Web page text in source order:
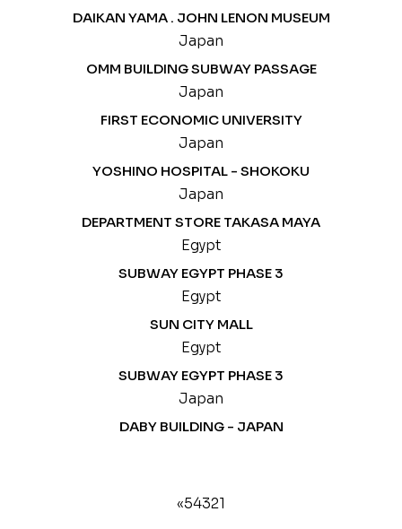
DAIKAN YAMA . JOHN LENON MUSEUM
Japan
OMM BUILDING SUBWAY PASSAGE
Japan
FIRST ECONOMIC UNIVERSITY
Japan
YOSHINO HOSPITAL - SHOKOKU
Japan
DEPARTMENT STORE TAKASA MAYA
Egypt
SUBWAY EGYPT PHASE 3
Egypt
SUN CITY MALL
Egypt
SUBWAY EGYPT PHASE 3
Japan
DABY BUILDING - JAPAN
1
2
3
4
5
»